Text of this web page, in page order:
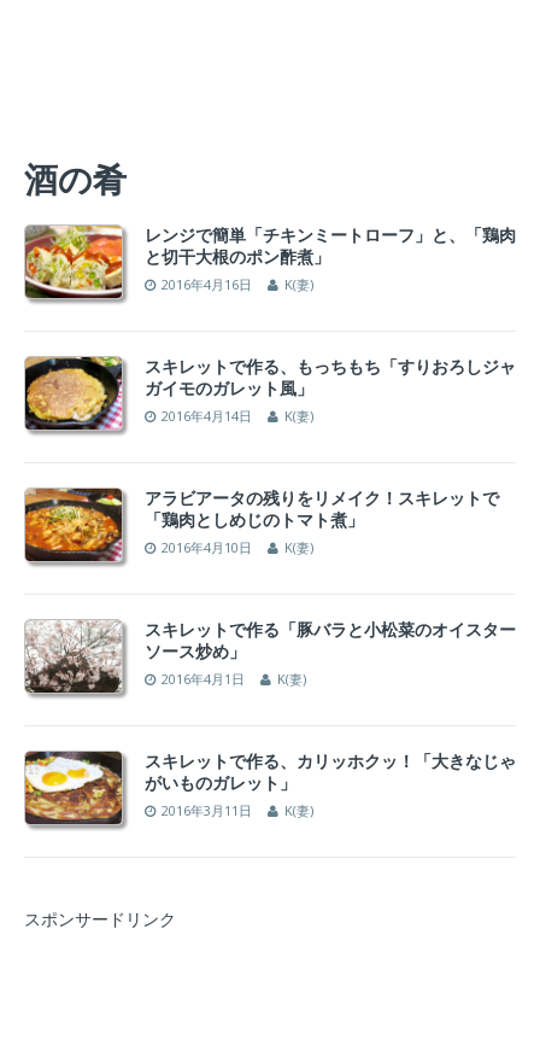
酒の肴
レンジで簡単「チキンミートローフ」と、「鶏肉
と切干大根のポン酢煮」
2016年4月16日 K(妻)
スキレットで作る、もっちもち「すりおろしジャ
ガイモのガレット風」
2016年4月14日 K(妻)
アラビアータの残りをリメイク！スキレットで
「鶏肉としめじのトマト煮」
2016年4月10日 K(妻)
スキレットで作る「豚バラと小松菜のオイスター
ソース炒め」
2016年4月1日 K(妻)
スキレットで作る、カリッホクッ！「大きなじゃ
がいものガレット」
2016年3月11日 K(妻)
スポンサードリンク